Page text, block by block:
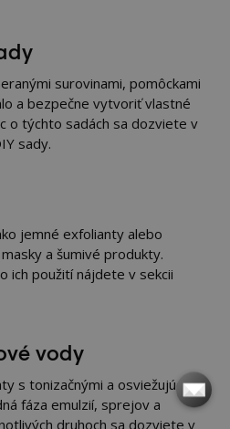
surovinami, pomôckami
a bezpečne vytvoriť vlastné
o týchto sadách sa dozviete v
sady.
jemné exfolianty alebo
a šumivé produkty.
ich použití nájdete v sekcii
vody
s tonizačnými a osviežujúcimi
fáza emulzií, sprejov a
druhoch sa dozviete v